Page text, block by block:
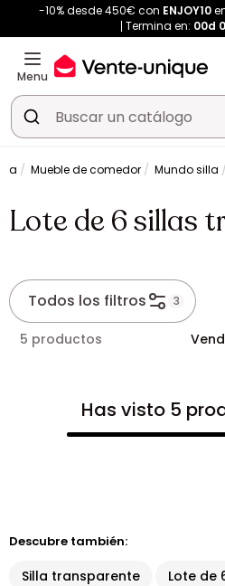
-10% desde 450€ con ENJOY10
Termina en: 00d
Menu
Mueble de comedor Mundo silla
Lote de 6 sillas
Todos los filtros 3
5 productos
Has visto 5
Descubre también:
Silla transparente Lote de